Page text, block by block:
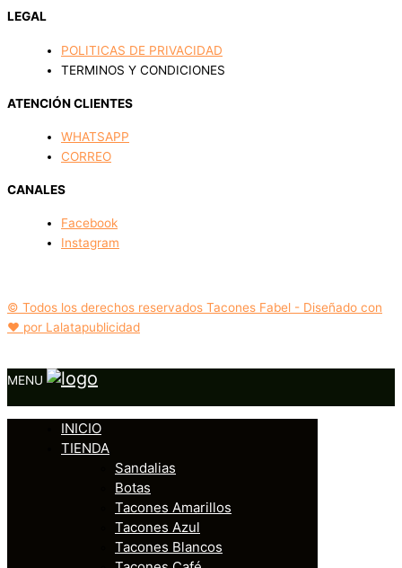
LEGAL
POLITICAS DE PRIVACIDAD
TERMINOS Y CONDICIONES
ATENCIÓN CLIENTES
WHATSAPP
CORREO
CANALES
Facebook
Instagram
© Todos los derechos reservados Tacones Fabel - Diseñado con
❤️ por Lalatapublicidad
MENU
INICIO
TIENDA
Sandalias
Botas
Tacones Amarillos
Tacones Azul
Tacones Blancos